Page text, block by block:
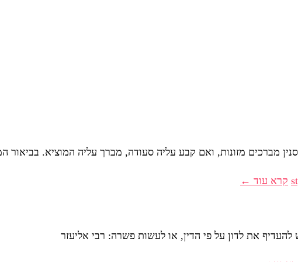
מברכים מזונות, ואם קבע עליה סעודה, מברך עליה המוציא. בביאור
קרא עוד ←
את לדון על פי הדין, או לעשות פשרה: רבי אליעזר